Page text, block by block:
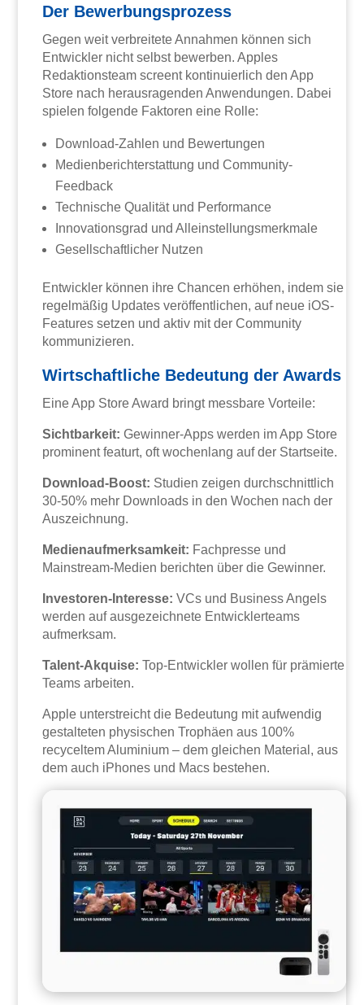
Der Bewerbungsprozess
Gegen weit verbreitete Annahmen können sich
Entwickler nicht selbst bewerben. Apples
Redaktionsteam screent kontinuierlich den App
Store nach herausragenden Anwendungen. Dabei
spielen folgende Faktoren eine Rolle:
Download-Zahlen und Bewertungen
Medienberichterstattung und Community-
Feedback
Technische Qualität und Performance
Innovationsgrad und Alleinstellungsmerkmale
Gesellschaftlicher Nutzen
Entwickler können ihre Chancen erhöhen, indem sie
regelmäßig Updates veröffentlichen, auf neue iOS-
Features setzen und aktiv mit der Community
kommunizieren.
Wirtschaftliche Bedeutung der Awards
Eine App Store Award bringt messbare Vorteile:
Sichtbarkeit: Gewinner-Apps werden im App Store
prominent featurt, oft wochenlang auf der Startseite.
Download-Boost: Studien zeigen durchschnittlich
30-50% mehr Downloads in den Wochen nach der
Auszeichnung.
Medienaufmerksamkeit: Fachpresse und
Mainstream-Medien berichten über die Gewinner.
Investoren-Interesse: VCs und Business Angels
werden auf ausgezeichnete Entwicklerteams
aufmerksam.
Talent-Akquise: Top-Entwickler wollen für prämierte
Teams arbeiten.
Apple unterstreicht die Bedeutung mit aufwendig
gestalteten physischen Trophäen aus 100%
recyceltem Aluminium – dem gleichen Material, aus
dem auch iPhones und Macs bestehen.